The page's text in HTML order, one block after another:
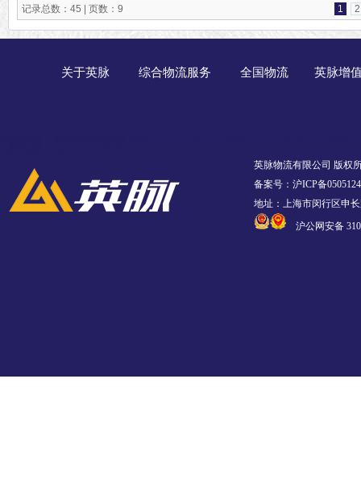
记录总数：45 | 页数：9 1 2
关于英脉 综合物流服务 全国物流 英脉增
英脉物流有限公司 版权
备案号：沪ICP备
地址：上海市闵行区申
沪公网安备